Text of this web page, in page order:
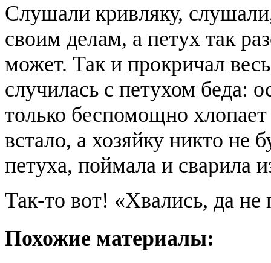
Слушали кривляку,
своим делам, а петух так
может. Так и прокричал
случилась с петухом беда:
только беспомощно
встало, а хозяйку никто не
петуха, поймала и сварила
Так-то вот! «Хвались, да не
Похожие материалы: